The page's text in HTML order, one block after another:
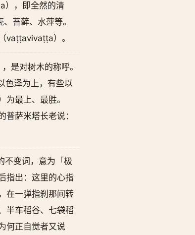
），即全然的清
苔藓、水萍等。
vaṭṭavivaṭṭa）。
是对树木的称呼。
色泽为上，有些以
最上、最胜。
萨米塔长老说：
不变词，意为「极
指出：这里的心指
在一弹指刹那间转
半车稻谷、七袋稻
何正自觉者又说